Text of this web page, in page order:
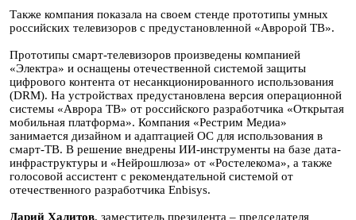
Также компания показала на своем стенде прототипы умных
российских телевизоров с предустановленной «Авророй ТВ».
Прототипы смарт-телевизоров произведены компанией
«Электра» и оснащены отечественной системой защиты
цифрового контента от несанкционированного использования
(DRM). На устройствах предустановлена версия операционной
системы «Аврора ТВ» от российского разработчика «Открытая
мобильная платформа». Компания «Рестрим Медиа»
занимается дизайном и адаптацией ОС для использования в
смарт-ТВ. В решение внедрены ИИ-инструменты на базе дата-
инфраструктуры и «Нейрошлюза» от «Ростелекома», а также
голосовой ассистент с рекомендательной системой от
отечественного разработчика Enbisys.
Дарий Халитов, заместитель президента – председателя